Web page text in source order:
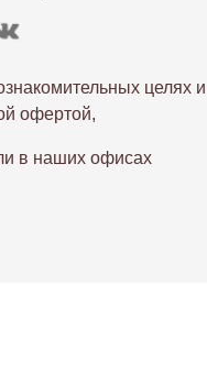
целях и
офертой,
в наших офисах